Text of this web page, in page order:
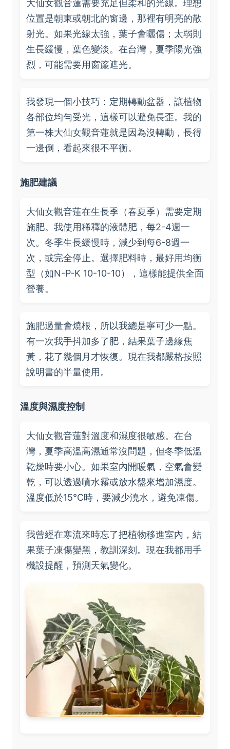
大仙女觀音蓮需要充足但柔和的光線。理想
位置是朝東或朝北的窗邊，那裡有明亮的散
射光。如果光線太強，葉子會曬傷；太弱則
生長緩慢，葉色變淡。在台灣，夏季陽光強
烈，可能需要用窗簾遮光。
我發現一個小技巧：定期轉動盆器，讓植物
各部位均勻受光，這樣可以避免長歪。我的
第一株大仙女觀音蓮就是因為沒轉動，長得
一邊倒，看起來很不平衡。
施肥建議
大仙女觀音蓮在生長季（春夏季）需要定期
施肥。我使用稀釋的液體肥，每2-4週一
次。冬季生長緩慢時，減少到每6-8週一
次，或完全停止。選擇肥料時，最好用均衡
型（如N-P-K 10-10-10），這樣能提供全面
營養。
施肥過量會燒根，所以我總是寧可少一點。
有一次我手抖加多了肥，結果葉子邊緣焦
黃，花了幾個月才恢復。現在我都嚴格按照
說明書的半量使用。
溫度與濕度控制
大仙女觀音蓮對溫度和濕度很敏感。在台
灣，夏季高溫高濕通常沒問題，但冬季低溫
乾燥時要小心。如果室內開暖氣，空氣會變
乾，可以透過噴水霧或放水盤來增加濕度。
溫度低於15°C時，要減少澆水，避免凍傷。
我曾經在寒流來時忘了把植物移進室內，結
果葉子凍傷變黑，教訓深刻。現在我都用手
機設提醒，預測天氣變化。